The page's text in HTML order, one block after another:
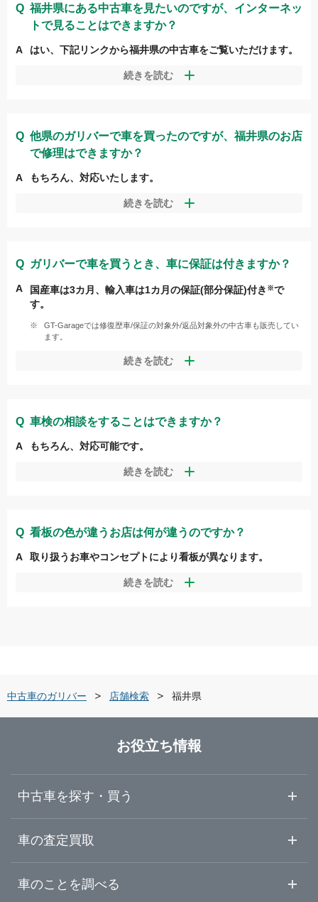
マツダ
BMW
福井県にある中古車を見たいのですが、インターネッ
トで見ることはできますか？
はい、下記リンクから福井県の中古車をご覧いただけます。
https://221616.com/search/fukui/
続きを読む
他県のガリバーで車を買ったのですが、福井県のお店
で修理はできますか？
もちろん、対応いたします。
ガリバーのアフターサービスは、全国の店舗で受けていただく
続きを読む
ガリバーで車を買うとき、車に保証は付きますか？
国産車は3カ月、輸入車は1カ月の保証(部分保証)付き
で
す。
GT-Garageでは修復歴車/保証の対象外/返品対象外の中古車も販売してい
ます。
また、有料プランで保証期間の延長を行うことができます。お
続きを読む
車検の相談をすることはできますか？
もちろん、対応可能です。
ガリバーの車検は全国の約490店舗 と約620拠点
2023年4月現在
続きを読む
看板の色が違うお店は何が違うのですか？
取り扱うお車やコンセプトにより看板が異なります。
ガリバーには下記7種類のお店がございます。お店選びの参考に
スナップハウス
ゆったりとした店内でくつろぎながらお車選
びができます。
ガリバーproduceのセレクトショップ。軽自動車から輸
LIBERALA
外車・輸入車の専門店。お客様のリアルな感性を
BRAT
自然を楽しむライフスタイルをSUV専門店です。車だけ
続きを読む
中古車のガリバー 店舗検索 福井県
お役立ち情報
中古車を探す・買う
中古車情報・中古車検索
車の査定買取
車査定・車買取ならガリバー
車のことを調べる